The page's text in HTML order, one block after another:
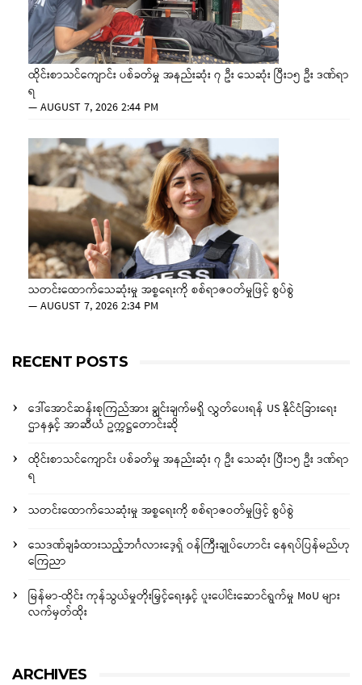
ထိုင်းစာသင်ကျောင်း ပစ်ခတ်မှု အနည်းဆုံး ၇ ဦး သေဆုံး ပြီး၁၅ ဦး ဒဏ်ရာ
ရ
—AUGUST 7, 2026 2:44 PM
သတင်းထောက်သေဆုံးမှု အစ္စရေးကို စစ်ရာဇဝတ်မှုဖြင့် စွပ်စွဲ
—AUGUST 7, 2026 2:34 PM
RECENT POSTS
ဒေါ်အောင်ဆန်းစုကြည်အား ချွင်းချက်မရှိ လွှတ်ပေးရန် US နိုင်ငံခြားရေး
ဌာနနှင့် အာဆီယံ ဥက္ကဋ္ဌတောင်းဆို
ထိုင်းစာသင်ကျောင်း ပစ်ခတ်မှု အနည်းဆုံး ၇ ဦး သေဆုံး ပြီး၁၅ ဦး ဒဏ်ရာ
ရ
သတင်းထောက်သေဆုံးမှု အစ္စရေးကို စစ်ရာဇဝတ်မှုဖြင့် စွပ်စွဲ
သေဒဏ်ချခံထားသည့်ဘင်္ဂလားဒေ့ရှ် ဝန်ကြီးချုပ်ဟောင်း နေရပ်ပြန်မည်ဟု
ကြေညာ
မြန်မာ-ထိုင်း ကုန်သွယ်မှုတိုးမြှင့်ရေးနှင့် ပူးပေါင်းဆောင်ရွက်မှု MoU များ
လက်မှတ်ထိုး
ARCHIVES